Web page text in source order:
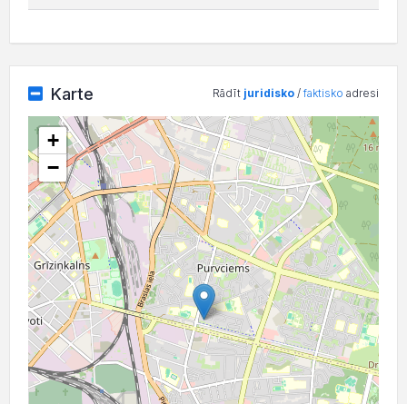
Karte Rādīt juridisko /faktisko adresi
+
−